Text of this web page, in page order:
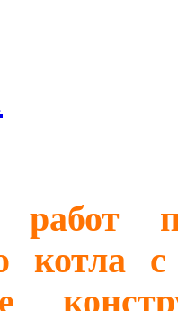
работ
котла